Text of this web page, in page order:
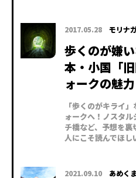
2017.05.28 モリナ
歩くのが嫌
本・小国「
ォークの魅力
「歩くのがキライ
ォークへ！ノスタ
チ橋など、予想を
人にこそ読んでほし
2021.09.10 あめくま